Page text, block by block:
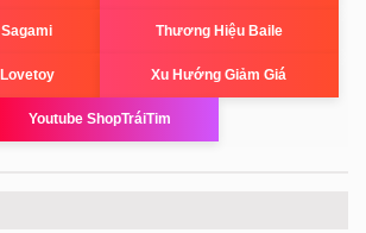
Thương Hiệu Baile
Xu Hướng Giảm Giá
Youtube ShopTráiTim